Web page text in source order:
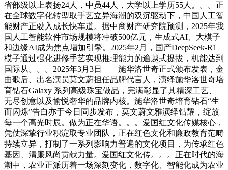
省部级以上表扬24人，中员44人，大学以上学历55人。。。正
在全球数字化转型取手艺立异海潮的双沉驱动下，中国人工智
能财产正驶入成长快车道。据中商财产研究院预测，2025年我
国人工智能软件市场规模将冲破500亿元，生成式AI、大模子
和边缘AI成为焦点增加引擎。2025年2月，国产DeepSeek-R1
模子通过强化进修手艺实现推理能力的逾越式提拔，机能达到
国际从。。。2025年3月3日——施华洛世奇正式颁布发表，金
曲歌后、出名演员莫文蔚担任品牌代言人，演绎施华洛世奇培
育钻石Galaxy 系列高级珠宝做品，完满彰显了其精深工艺、
无尽创意以及愉悦奢华的品牌内核。施华洛世奇培育钻石“生
而闪烁”告白亦于今日同步发布，莫文蔚文雅演绎钻耀，绽放
每一个高光时辰。做为正在华语。。。爱国红文化传媒核心，
凭仗深挚行业积淀取专业团队，正在红色文化和廉政教育范畴
持续立异，打制了一系列影响力普遍的文化项目，为传承红色
基因、清廉风尚贡献力量。爱国红文化传。。。正在时代的海
潮中，农业正派历着一场深刻变化，数字化、智能化成为农业